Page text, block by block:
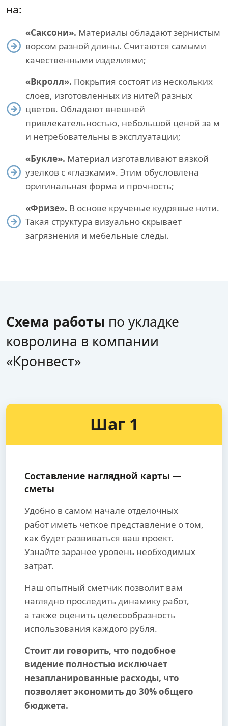
на:
«Саксони». Материалы обладают зернистым
ворсом разной длины. Считаются самыми
качественными изделиями;
«Вкролл». Покрытия состоят из нескольких
слоев, изготовленных из нитей разных
цветов. Обладают внешней
привлекательностью, небольшой ценой за м
и нетребовательны в эксплуатации;
«Букле». Материал изготавливают вязкой
узелков с «глазками». Этим обусловлена
оригинальная форма и прочность;
«Фризе». В основе крученые кудрявые нити.
Такая структура визуально скрывает
загрязнения и мебельные следы.
Схема работы по укладке
ковролина в компании
«Кронвест»
Шаг 1
Составление наглядной карты —
сметы
Удобно в самом начале отделочных
работ иметь четкое представление о том,
как будет развиваться ваш проект.
Узнайте заранее уровень необходимых
затрат.
Наш опытный сметчик позволит вам
наглядно проследить динамику работ,
а также оценить целесообразность
использования каждого рубля.
Стоит ли говорить, что подобное
видение полностью исключает
незапланированные расходы, что
позволяет экономить до 30% общего
бюджета.